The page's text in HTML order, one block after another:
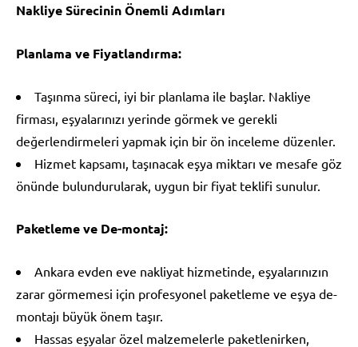
Nakliye Sürecinin Önemli Adımları
Planlama ve Fiyatlandırma:
Taşınma süreci, iyi bir planlama ile başlar. Nakliye
firması, eşyalarınızı yerinde görmek ve gerekli
değerlendirmeleri yapmak için bir ön inceleme düzenler.
Hizmet kapsamı, taşınacak eşya miktarı ve mesafe göz
önünde bulundurularak, uygun bir fiyat teklifi sunulur.
Paketleme ve De-montaj:
Ankara evden eve nakliyat hizmetinde, eşyalarınızın
zarar görmemesi için profesyonel paketleme ve eşya de-
montajı büyük önem taşır.
Hassas eşyalar özel malzemelerle paketlenirken,